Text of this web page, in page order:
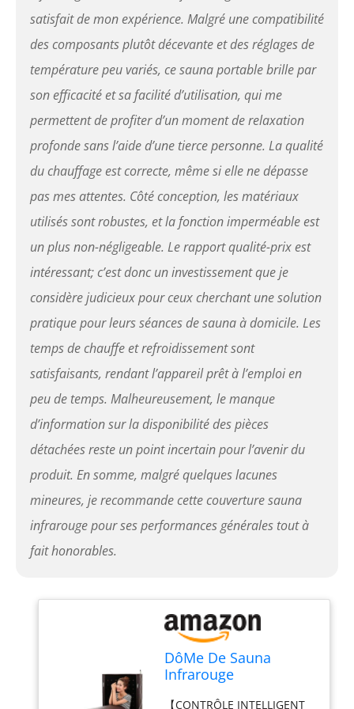
amplifier l'intensité des
libérer des ions négatifs
bénéfiques. C'est l'un des
infrarouges pour un usage
domestique. 【FACILE À
se glisse sous le dôme
supérieur, réduisant ainsi
le volume de moitié. Les
accessoires peuvent être
rangés à l'intérieur du
dôme, et l'appareil peut
être placé dans un coin de
la pièce.
satisfait de mon expérience. Malgré une compatibilité
des composants plutôt décevante et des réglages de
température peu variés, ce sauna portable brille par
son efficacité et sa facilité d’utilisation, qui me
permettent de profiter d’un moment de relaxation
profonde sans l’aide d’une tierce personne. La qualité
du chauffage est correcte, même si elle ne dépasse
pas mes attentes. Côté conception, les matériaux
utilisés sont robustes, et la fonction imperméable est
un plus non-négligeable. Le rapport qualité-prix est
intéressant; c’est donc un investissement que je
considère judicieux pour ceux cherchant une solution
pratique pour leurs séances de sauna à domicile. Les
temps de chauffe et refroidissement sont
satisfaisants, rendant l’appareil prêt à l’emploi en
peu de temps. Malheureusement, le manque
d’information sur la disponibilité des pièces
détachées reste un point incertain pour l’avenir du
produit. En somme, malgré quelques lacunes
mineures, je recommande cette couverture sauna
infrarouge pour ses performances générales tout à
fait honorables.
DôMe De Sauna
Infrarouge
【CONTRÔLE INTELLIGENT